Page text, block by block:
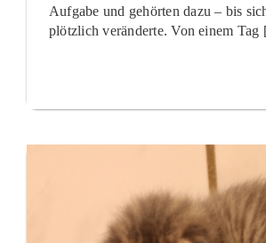
Aufgabe und gehörten dazu – bis
plötzlich veränderte. Von einem Tag